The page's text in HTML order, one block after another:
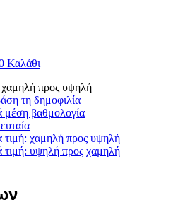
Καλάθι
χαμηλή προς υψηλή
τη δημοφιλία
μέση βαθμολογία
τιμή: χαμηλή προς υψηλή
τιμή: υψηλή προς χαμηλή